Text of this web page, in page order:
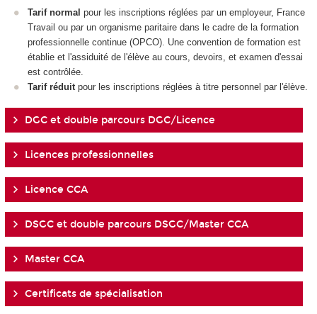
Tarif normal pour les inscriptions réglées par un employeur, France
Travail ou par un organisme paritaire dans le cadre de la formation
professionnelle continue (OPCO). Une convention de formation est
établie et l'assiduité de l'élève au cours, devoirs, et examen d'essai
est contrôlée.
Tarif réduit pour les inscriptions réglées à titre personnel par l'élève.
DGC et double parcours DGC/Licence
Licences professionnelles
Licence CCA
DSGC et double parcours DSGC/Master CCA
Master CCA
Certificats de spécialisation